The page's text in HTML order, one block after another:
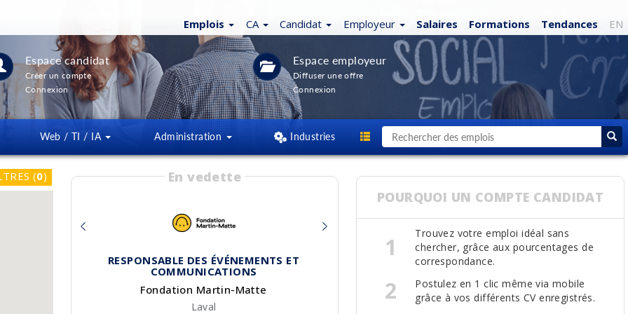
Emplois CA Candidat Employeur Salaires Formations Tendances EN
Espace candidat
Créer un compte
Connexion
Espace employeur
Diffuser une offre
Connexion
Web / TI / IA Administration Industries
(0) En vedette
RESPONSABLE DES ÉVÉNEMENTS ET
COMMUNICATIONS
Fondation Martin-Matte
Laval
SPÉCIALISTE, DÉVELOPPEMENT DES
AFFAIRES B2B
Groupe Évie
Territoire : Grand...
POURQUOI UN COMPTE CANDIDAT
1
Trouvez votre emploi idéal sans
chercher, grâce aux pourcentages de
correspondance.
2
Postulez en 1 clic même via mobile
grâce à vos différents CV enregistrés.